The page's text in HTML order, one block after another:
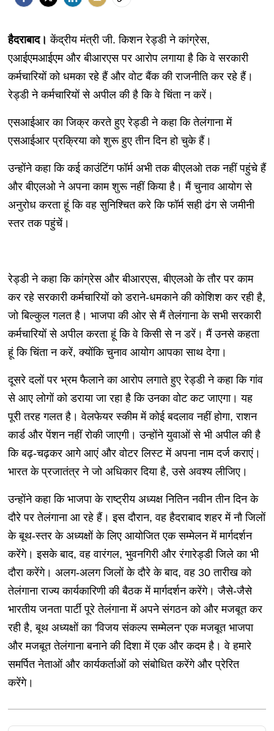
हैदराबाद।केंद्रीय मंत्री जी. किशन रेड्डी ने कांग्रेस,
एआईएमआईएम और बीआरएस पर आरोप लगाया है कि वे सरकारी
कर्मचारियों को धमका रहे हैं और वोट बैंक की राजनीति कर रहे हैं।
रेड्डी ने कर्मचारियों से अपील की है कि वे चिंता न करें।
एसआईआर का जिक्र करते हुए रेड्डी ने कहा कि तेलंगाना में
एसआईआर प्रक्रिया को शुरू हुए तीन दिन हो चुके हैं।
उन्होंने कहा कि कई काउंटिंग फॉर्म अभी तक बीएलओ तक नहीं पहुंचे हैं
और बीएलओ ने अपना काम शुरू नहीं किया है। मैं चुनाव आयोग से
अनुरोध करता हूं कि वह सुनिश्चित करे कि फॉर्म सही ढंग से जमीनी
स्तर तक पहुंचें।
रेड्डी ने कहा कि कांग्रेस और बीआरएस, बीएलओ के तौर पर काम
कर रहे सरकारी कर्मचारियों को डराने-धमकाने की कोशिश कर रही है,
जो बिल्कुल गलत है। भाजपा की ओर से मैं तेलंगाना के सभी सरकारी
कर्मचारियों से अपील करता हूं कि वे किसी से न डरें। मैं उनसे कहता
हूं कि चिंता न करें, क्योंकि चुनाव आयोग आपका साथ देगा।
दूसरे दलों पर भ्रम फैलाने का आरोप लगाते हुए रेड्डी ने कहा कि गांव
से आए लोगों को डराया जा रहा है कि उनका वोट कट जाएगा। यह
पूरी तरह गलत है। वेलफेयर स्कीम में कोई बदलाव नहीं होगा, राशन
कार्ड और पेंशन नहीं रोकी जाएगी। उन्होंने युवाओं से भी अपील की है
कि बढ़-चढ़कर आगे आएं और वोटर लिस्ट में अपना नाम दर्ज कराएं।
भारत के प्रजातंत्र ने जो अधिकार दिया है, उसे अवश्य लीजिए।
उन्होंने कहा कि भाजपा के राष्ट्रीय अध्यक्ष नितिन नवीन तीन दिन के
दौरे पर तेलंगाना आ रहे हैं। इस दौरान, वह हैदराबाद शहर में नौ जिलों
के बूथ-स्तर के अध्यक्षों के लिए आयोजित एक सम्मेलन में मार्गदर्शन
करेंगे। इसके बाद, वह वारंगल, भुवनगिरी और रंगारेड्डी जिले का भी
दौरा करेंगे। अलग-अलग जिलों के दौरे के बाद, वह 30 तारीख को
तेलंगाना राज्य कार्यकारिणी की बैठक में मार्गदर्शन करेंगे। जैसे-जैसे
भारतीय जनता पार्टी पूरे तेलंगाना में अपने संगठन को और मजबूत कर
रही है, बूथ अध्यक्षों का 'विजय संकल्प सम्मेलन' एक मजबूत भाजपा
और मजबूत तेलंगाना बनाने की दिशा में एक और कदम है। वे हमारे
समर्पित नेताओं और कार्यकर्ताओं को संबोधित करेंगे और प्रेरित
करेंगे।